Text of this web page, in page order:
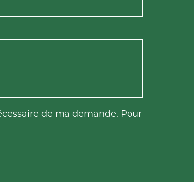
de ma demande. Pour